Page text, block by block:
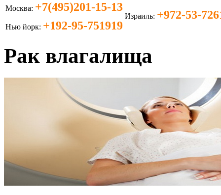
Москва: +7(495)201-15-13
Нью йорк: +192-95-751919
Израиль: +972-53-
Рак влагалища